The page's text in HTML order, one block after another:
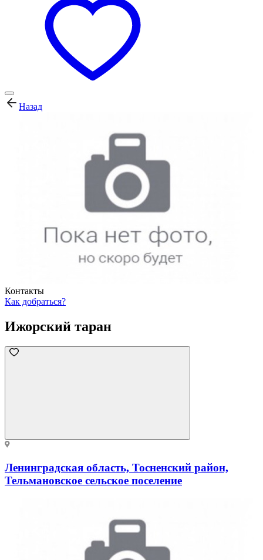
Назад
Контакты
Как добраться?
Ижорский таран
Ленинградская область, Тосненский район,
Тельмановское сельское поселение